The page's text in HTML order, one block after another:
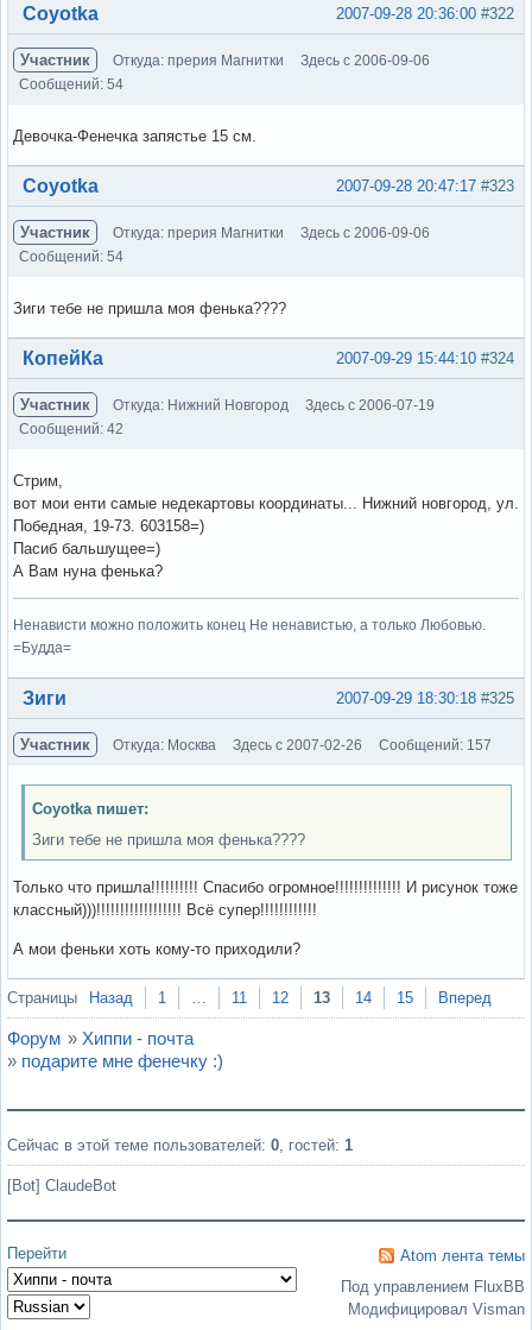
Вне форума #322
2007-09-28 20:36:00
Coyotka
Участник Откуда: прерия Магнитки
Здесь с 2006-09-06
Сообщений: 54
Девочка-Фенечка запястье 15 см.
Вне форума #323
2007-09-28 20:47:17
Coyotka
Участник Откуда: прерия Магнитки
Здесь с 2006-09-06
Сообщений: 54
Зиги тебе не пришла моя фенька????
Вне форума #324
2007-09-29 15:44:10
КопейКа
Участник Откуда: Нижний Новгород
Здесь с 2006-07-19
Сообщений: 42
Стрим,
вот мои енти самые недекартовы координаты... Нижний новгород, ул.
Победная, 19-73. 603158=)
Пасиб бальшущее=)
А Вам нуна фенька?
Ненависти можно положить конец Не ненавистью, а только Любовью.
=Будда=
Вне форума #325
2007-09-29 18:30:18
Зиги
Участник Откуда: Москва Здесь с 2007-02-26 Сообщений: 157
Coyotka пишет:
Зиги тебе не пришла моя фенька????
Только что пришла!!!!!!!!!! Спасибо огромное!!!!!!!!!!!!!! И рисунок тоже
классный)))!!!!!!!!!!!!!!!!!! Всё супер!!!!!!!!!!!!
А мои феньки хоть кому-то приходили?
Вне форума
Страницы Назад 1 … 11 12 13 14 15 Вперед
Форум » Хиппи - почта
» подарите мне фенечку :)
Сейчас в этой теме пользователей: 0, гостей: 1
[Bot] ClaudeBot
Перейти
Atom лента темы
Под управлением FluxBB
Модифицировал Visman